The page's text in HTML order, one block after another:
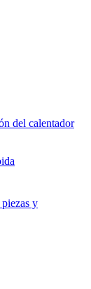
del calentador
y